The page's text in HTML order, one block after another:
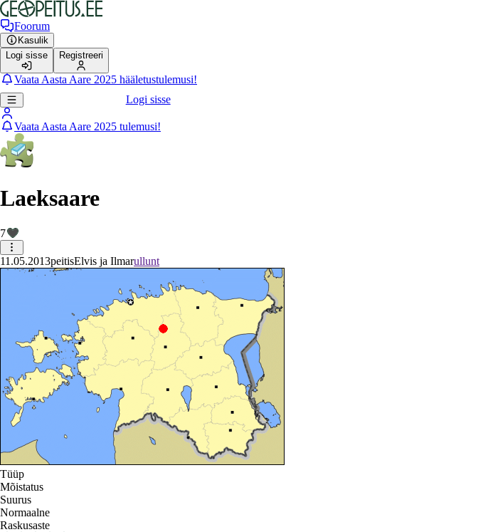
Foorum
Kasulik
Logi sisse
Registreeri
Vaata Aasta Aare 2025 hääletustulemusi!
Logi sisse
Vaata Aasta Aare 2025 tulemusi!
Laeksaare
7
11.05.2013peitisElvis ja Ilmarullunt
Tüüp
Mõistatus
Suurus
Normaalne
Raskusaste